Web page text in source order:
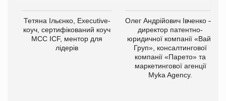
Тетяна Ільєнко, Executive-
коуч, сертифікований коуч
МСС ICF, ментор для
лідерів
Олег Андрійович Івченко —
директор патентно-
юридичної компанії «Вайз
Груп», консалтингової
компанії «Парето» та
маркетингової агенції
Myka Agency.